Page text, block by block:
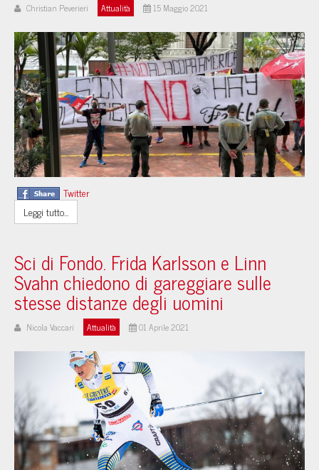
Christian Peverieri Attualità 15 Maggio 2021
Twitter
Leggi tutto...
Sci di Fondo. Frida Karlsson e Linn
Svahn chiedono di gareggiare sulle
stesse distanze degli uomini
Nicola Vaccari Attualità 01 Aprile 2021